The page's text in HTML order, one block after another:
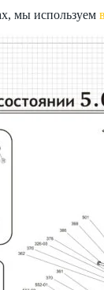
мы используем